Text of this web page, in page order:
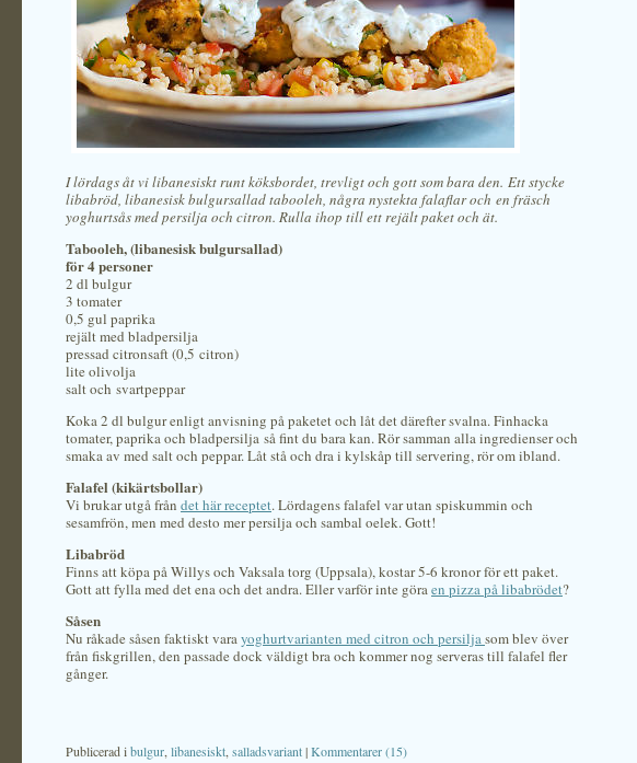
I lördags åt vi libanesiskt runt köksbordet, trevligt och gott som bara den. Ett stycke
libabröd, libanesisk bulgursallad tabooleh, några nystekta falaflar och en fräsch
yoghurtsås med persilja och citron. Rulla ihop till ett rejält paket och ät.
Tabooleh, (libanesisk bulgursallad)
för 4 personer
2 dl bulgur
3 tomater
0,5 gul paprika
rejält med bladpersilja
pressad citronsaft (0,5 citron)
lite olivolja
salt och svartpeppar
Koka 2 dl bulgur enligt anvisning på paketet och låt det därefter svalna. Finhacka
tomater, paprika och bladpersilja så fint du bara kan. Rör samman alla ingredienser och
smaka av med salt och peppar. Låt stå och dra i kylskåp till servering, rör om ibland.
Falafel (kikärtsbollar)
Vi brukar utgå från det här receptet. Lördagens falafel var utan spiskummin och
sesamfrön, men med desto mer persilja och sambal oelek. Gott!
Libabröd
Finns att köpa på Willys och Vaksala torg (Uppsala), kostar 5-6 kronor för ett paket.
Gott att fylla med det ena och det andra. Eller varför inte göraen pizza på libabrödet?
Såsen
Nu råkade såsen faktiskt varayoghurtvarianten med citron och persiljasom blev över
från fiskgrillen, den passade dock väldigt bra och kommer nog serveras till falafel fler
gånger.
Publicerad ibulgur libanesiskt salladsvariant|Kommentarer (15)